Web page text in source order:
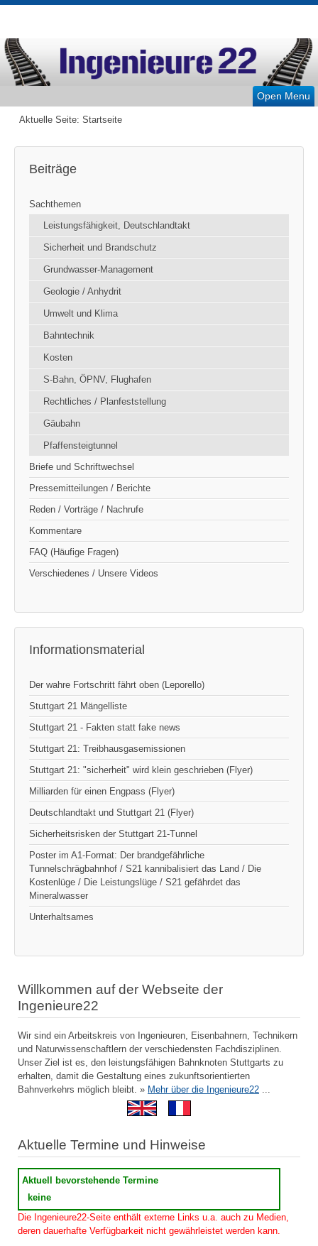
Open Menu
Aktuelle Seite: Startseite
Beiträge
Sachthemen
Leistungsfähigkeit, Deutschlandtakt
Sicherheit und Brandschutz
Grundwasser-Management
Geologie / Anhydrit
Umwelt und Klima
Bahntechnik
Kosten
S-Bahn, ÖPNV, Flughafen
Rechtliches / Planfeststellung
Gäubahn
Pfaffensteigtunnel
Briefe und Schriftwechsel
Pressemitteilungen / Berichte
Reden / Vorträge / Nachrufe
Kommentare
FAQ (Häufige Fragen)
Verschiedenes / Unsere Videos
Informationsmaterial
Der wahre Fortschritt fährt oben (Leporello)
Stuttgart 21 Mängelliste
Stuttgart 21 - Fakten statt fake news
Stuttgart 21: Treibhausgasemissionen
Stuttgart 21: "sicherheit" wird klein geschrieben (Flyer)
Milliarden für einen Engpass (Flyer)
Deutschlandtakt und Stuttgart 21 (Flyer)
Sicherheitsrisken der Stuttgart 21-Tunnel
Poster im A1-Format: Der brandgefährliche
Tunnelschrägbahnhof / S21 kannibalisiert das Land / Die
Kostenlüge / Die Leistungslüge / S21 gefährdet das
Mineralwasser
Unterhaltsames
Willkommen auf der Webseite der
Ingenieure22
Wir sind ein Arbeitskreis von Ingenieuren, Eisenbahnern, Technikern
und Naturwissenschaftlern der verschiedensten Fachdisziplinen.
Unser Ziel ist es, den leistungsfähigen Bahnknoten Stuttgarts zu
erhalten, damit die Gestaltung eines zukunftsorientierten
Bahnverkehrs möglich bleibt. » Mehr über die Ingenieure22
Aktuelle Termine und Hinweise
Aktuell bevorstehende Termine
keine
Die Ingenieure22-Seite enthält externe Links u.a. auch zu Medien,
deren dauerhafte Verfügbarkeit nicht gewährleistet werden kann.